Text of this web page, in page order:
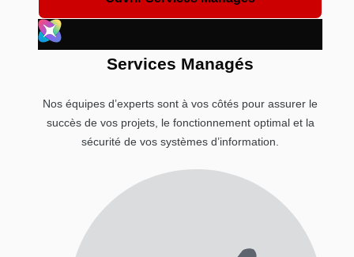
Services Managés
Nos équipes d’experts sont à vos côtés pour assurer le
succès de vos projets, le fonctionnement optimal et la
sécurité de vos systèmes d’information.